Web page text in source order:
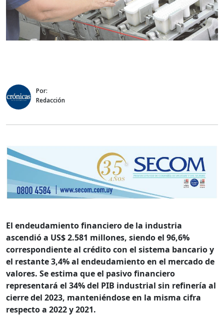
Por:
Redacción
El endeudamiento financiero de la industria
ascendió a US$ 2.581 millones, siendo el 96,6%
correspondiente al crédito con el sistema bancario y
el restante 3,4% al endeudamiento en el mercado de
valores. Se estima que el pasivo financiero
representará el 34% del PIB industrial sin refinería al
cierre del 2023, manteniéndose en la misma cifra
respecto a 2022 y 2021.